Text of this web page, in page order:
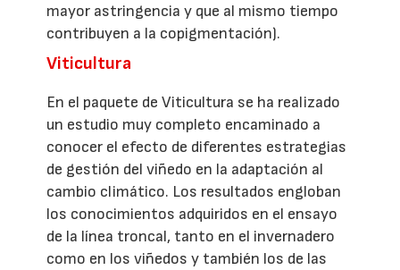
mayor astringencia y que al mismo tiempo
contribuyen a la copigmentación).
Viticultura
En el paquete de Viticultura se ha realizado
un estudio muy completo encaminado a
conocer el efecto de diferentes estrategias
de gestión del viñedo en la adaptación al
cambio climático. Los resultados engloban
los conocimientos adquiridos en el ensayo
de la línea troncal, tanto en el invernadero
como en los viñedos y también los de las